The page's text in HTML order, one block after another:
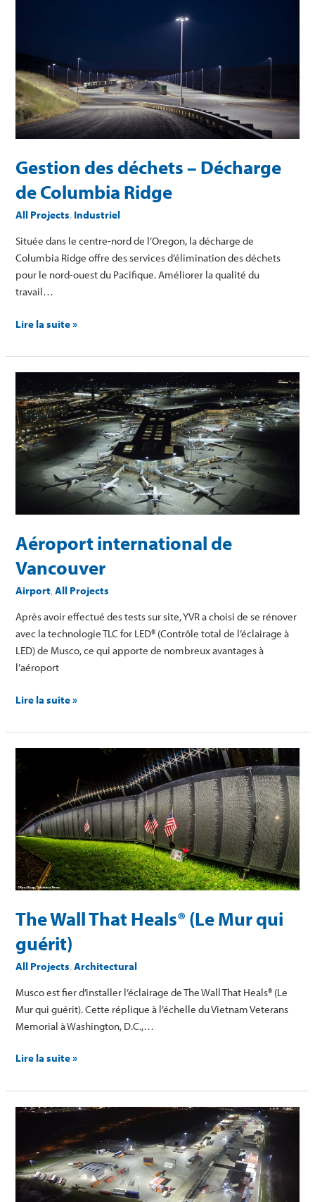
Gestion des déchets – Décharge
de Columbia Ridge
All Projects, Industriel
Située dans le centre-nord de l’Oregon, la décharge de
Columbia Ridge offre des services d’élimination des déchets
pour le nord-ouest du Pacifique. Améliorer la qualité du
travail…
–
Décharge
de
Columbia
Ridge
Lire la suite »
Aéroport international de
Vancouver
Airport,All Projects
Après avoir effectué des tests sur site, YVR a choisi de se rénover
avec la technologie TLC for LED® (Contrôle total de l’éclairage à
LED) de Musco, ce qui apporte de nombreux avantages à
l’aéroport
Aéroport
international
de
Vancouver
Lire la suite »
The Wall That Heals® (Le Mur qui
guérit)
All Projects,Architectural
Musco est fier d’installer l’éclairage de The Wall That Heals® (Le
Mur qui guérit). Cette réplique à l’échelle du Vietnam Veterans
Memorial à Washington, D.C.,…
Wall
Heals®
(Le
Mur
qui
guérit)
Lire la suite »
Installation
Taulov